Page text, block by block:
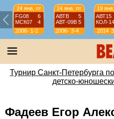
24 янв, пт
FG08
6
МСК07
4
2006-
07
1-2
24 янв, пт
АВТВ
5
АВТ-09B 5
2006-
07
3-4
19
АВТ15
КОЛ-14
2014
Турнир Санкт-Петербурга
детско-
Фадеев Егор